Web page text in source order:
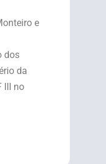
e
dos
da
III no